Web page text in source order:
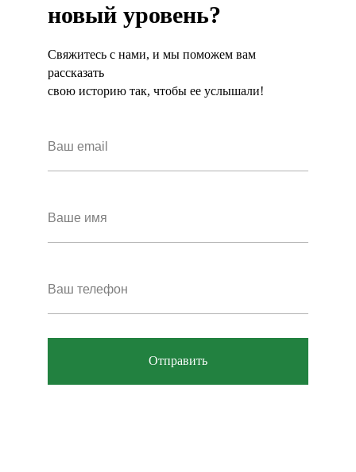
новый уровень?
Свяжитесь с нами, и мы поможем вам
рассказать
свою историю так, чтобы ее услышали!
Отправить